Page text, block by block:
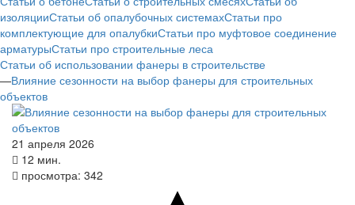
изоляцииСтатьи об опалубочных системахСтатьи про
комплектующие для опалубкиСтатьи про муфтовое соединение
арматурыСтатьи про строительные леса
Статьи об использовании фанеры в строительстве
—Влияние сезонности на выбор фанеры для строительных
объектов
21 апреля 2026
12 мин.
просмотра: 342